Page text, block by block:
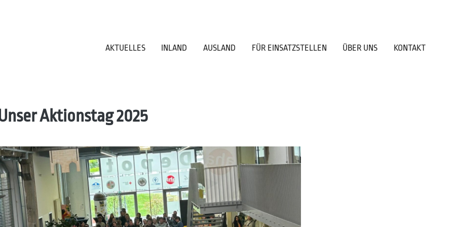
AKTUELLES INLAND AUSLAND FÜR EINSATZSTELLEN ÜBER UNS KONTAKT
Aktionstag 2025